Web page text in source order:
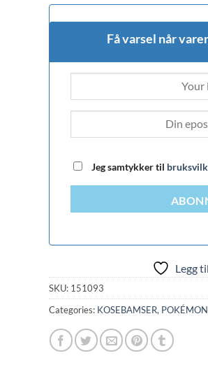
Få varsel når
Jeg samtykker til
Legg
SKU: 151093
Categories: KOSEBAMSER, POKÉMON